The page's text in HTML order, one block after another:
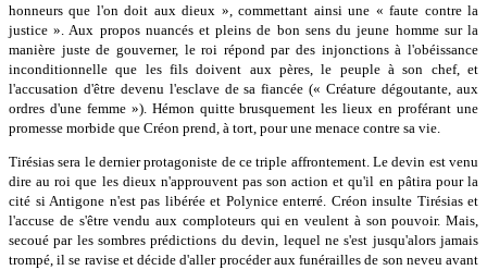
honneurs que l'on doit aux dieux », commettant ainsi une « faute contre la
justice ». Aux propos nuancés et pleins de bon sens du jeune homme sur la
manière juste de gouverner, le roi répond par des injonctions à l'obéissance
inconditionnelle que les fils doivent aux pères, le peuple à son chef, et
l'accusation d'être devenu l'esclave de sa fiancée (« Créature dégoutante, aux
ordres d'une femme »). Hémon quitte brusquement les lieux en proférant une
promesse morbide que Créon prend, à tort, pour une menace contre sa vie.
Tirésias sera le dernier protagoniste de ce triple affrontement. Le devin est venu
dire au roi que les dieux n'approuvent pas son action et qu'il en pâtira pour la
cité si Antigone n'est pas libérée et Polynice enterré. Créon insulte Tirésias et
l'accuse de s'être vendu aux comploteurs qui en veulent à son pouvoir. Mais,
secoué par les sombres prédictions du devin, lequel ne s'est jusqu'alors jamais
trompé, il se ravise et décide d'aller procéder aux funérailles de son neveu avant